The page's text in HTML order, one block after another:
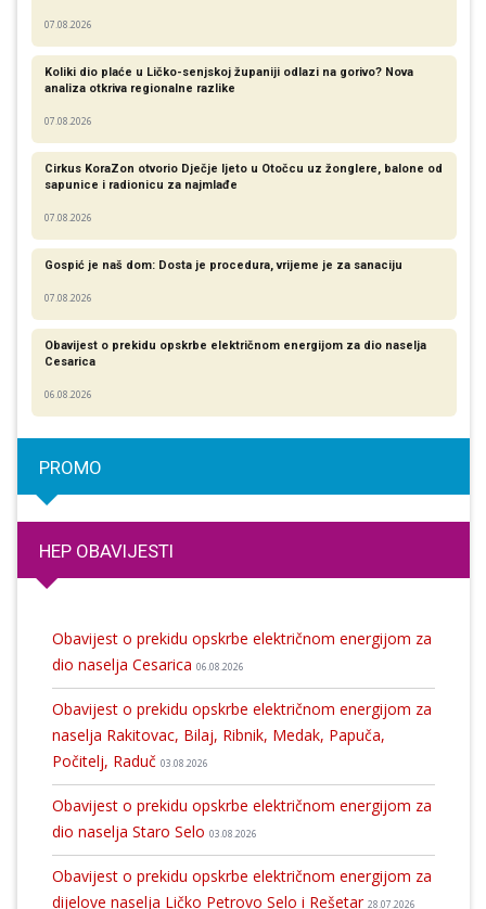
07.08.2026
Koliki dio plaće u Ličko-senjskoj županiji odlazi na gorivo? Nova
analiza otkriva regionalne razlike​
07.08.2026
Cirkus KoraZon otvorio Dječje ljeto u Otočcu uz žonglere, balone od
sapunice i radionicu za najmlađe
07.08.2026
Gospić je naš dom: Dosta je procedura, vrijeme je za sanaciju
07.08.2026
Obavijest o prekidu opskrbe električnom energijom za dio naselja
Cesarica
06.08.2026
PROMO
HEP OBAVIJESTI
Obavijest o prekidu opskrbe električnom energijom za
dio naselja Cesarica 06.08.2026
Obavijest o prekidu opskrbe električnom energijom za
naselja Rakitovac, Bilaj, Ribnik, Medak, Papuča,
Počitelj, Raduč 03.08.2026
Obavijest o prekidu opskrbe električnom energijom za
dio naselja Staro Selo 03.08.2026
Obavijest o prekidu opskrbe električnom energijom za
dijelove naselja Ličko Petrovo Selo i Rešetar 28.07.2026